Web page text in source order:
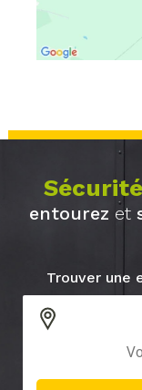
Sécurité
entourez et
Trouver une